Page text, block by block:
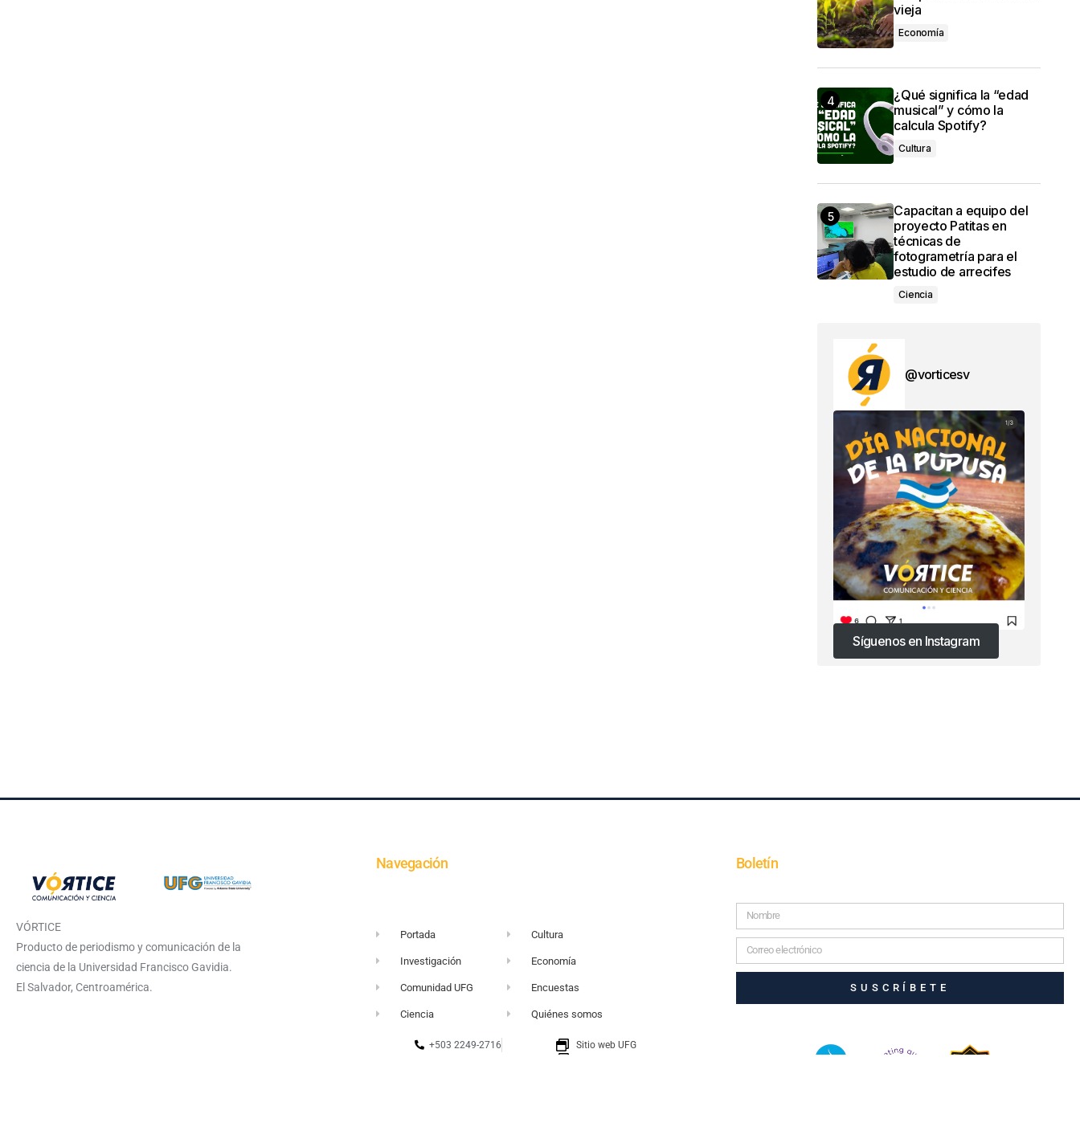
vieja
Economía
¿Qué significa la “edad
musical” y cómo la
calcula Spotify?
Cultura
Capacitan a equipo del
proyecto Patitas en
técnicas de
fotogrametría para el
estudio de arrecifes
Ciencia
@vorticesv
Síguenos en Instagram
VÓRTICE
Producto de periodismo y comunicación de la
ciencia de la Universidad Francisco Gavidia.
El Salvador, Centroamérica.
Navegación
Portada
Investigación
Comunidad UFG
Ciencia
Cultura
Economía
Encuestas
Quiénes somos
+503 2249-2716
Sitio web UFG
Boletín
SUSCRÍBETE